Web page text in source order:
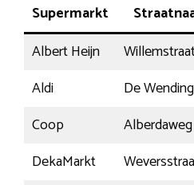
Supermarkt
Albert Heijn
Aldi
De
Coop
DekaMarkt